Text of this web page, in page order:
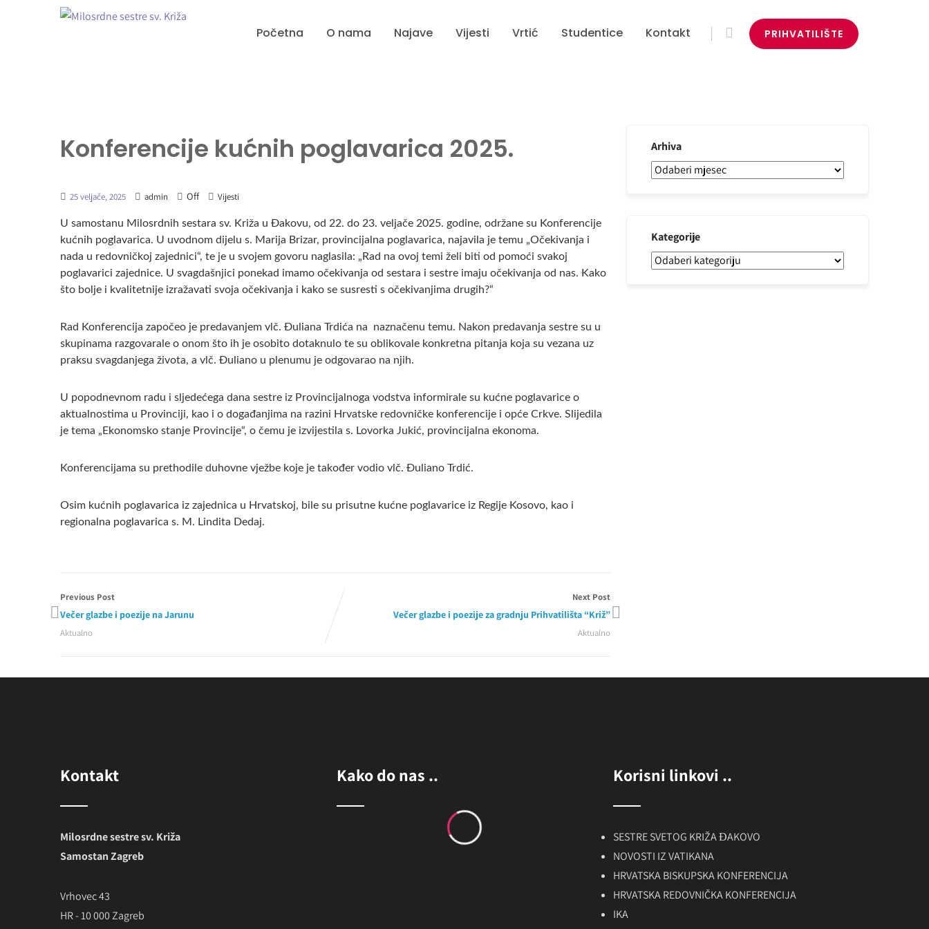
PRIHVATILIŠTE
Početna O nama Najave Vijesti Vrtić Studentice Kontakt
Konferencije kućnih poglavarica 2025.
25 veljače, 2025 admin Off Vijesti
U samostanu Milosrdnih sestara sv. Križa u Đakovu, od 22. do 23. veljače 2025. godine, održane su Konferencije
kućnih poglavarica. U uvodnom dijelu s. Marija Brizar, provincijalna poglavarica, najavila je temu „Očekivanja i
nada u redovničkoj zajednici“, te je u svojem govoru naglasila: „Rad na ovoj temi želi biti od pomoći svakoj
poglavarici zajednice. U svagdašnjici ponekad imamo očekivanja od sestara i sestre imaju očekivanja od nas. Kako
što bolje i kvalitetnije izražavati svoja očekivanja i kako se susresti s očekivanjima drugih?“
Rad Konferencija započeo je predavanjem vlč. Đuliana Trdića na naznačenu temu. Nakon predavanja sestre su u
skupinama razgovarale o onom što ih je osobito dotaknulo te su oblikovale konkretna pitanja koja su vezana uz
praksu svagdanjega života, a vlč. Đuliano u plenumu je odgovarao na njih.
U popodnevnom radu i sljedećega dana sestre iz Provincijalnoga vodstva informirale su kućne poglavarice o
aktualnostima u Provinciji, kao i o događanjima na razini Hrvatske redovničke konferencije i opće Crkve. Slijedila
je tema „Ekonomsko stanje Provincije“, o čemu je izvijestila s. Lovorka Jukić, provincijalna ekonoma.
Konferencijama su prethodile duhovne vježbe koje je također vodio vlč. Đuliano Trdić.
Osim kućnih poglavarica iz zajednica u Hrvatskoj, bile su prisutne kućne poglavarice iz Regije Kosovo, kao i
regionalna poglavarica s. M. Lindita Dedaj.
Previous Post
Večer glazbe i poezije na Jarunu
Aktualno
Next Post
Večer glazbe i poezije za gradnju Prihvatilišta “Križ”
Aktualno
Arhiva
Kategorije
Kontakt
Milosrdne sestre sv. Križa
Samostan Zagreb
Vrhovec 43
HR - 10 000 Zagreb
Kako do nas .. Korisni linkovi ..
SESTRE SVETOG KRIŽA ĐAKOVO
NOVOSTI IZ VATIKANA
HRVATSKA BISKUPSKA KONFERENCIJA
HRVATSKA REDOVNIČKA KONFERENCIJA
IKA